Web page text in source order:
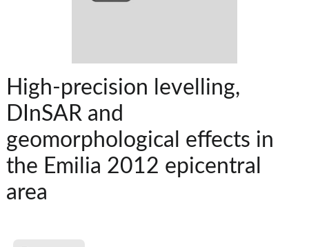
High-precision levelling,
DInSAR and
geomorphological effects in
the Emilia 2012 epicentral
area